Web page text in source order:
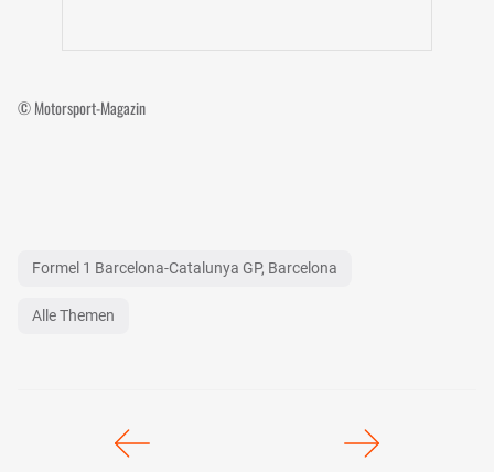
© Motorsport-Magazin
Formel 1 Barcelona-Catalunya GP, Barcelona
Alle Themen